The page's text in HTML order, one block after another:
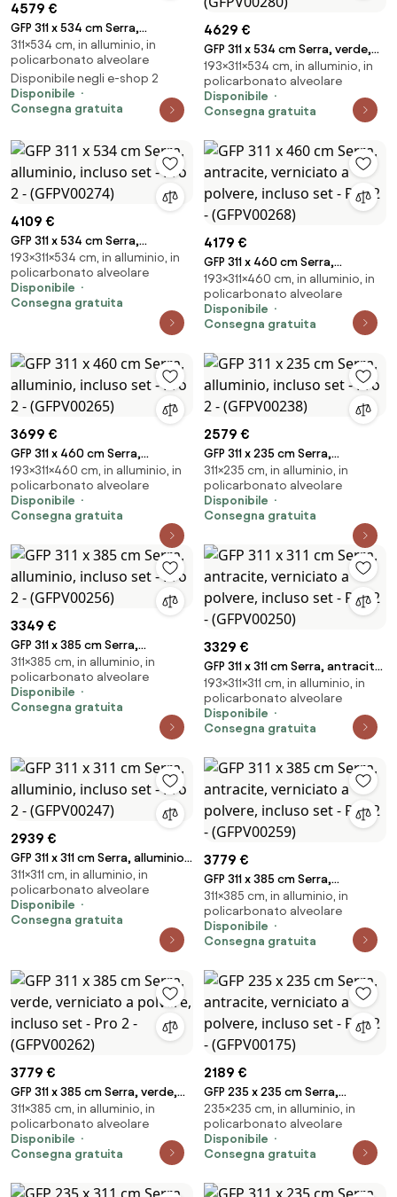
4579 €
GFP 311 x 534 cm Serra,
antracite, verniciato a polvere
- (GFPV00275)
311×534 cm, in alluminio, in
policarbonato alveolare
Disponibile negli e-shop 2
Disponibile
Consegna gratuita
4629 €
GFP 311 x 534 cm Serra, verde,
verniciato a polvere, incluso
set - Pro 2 - (GFPV00280)
193×311×534 cm, in alluminio, in
policarbonato alveolare
Disponibile
Consegna gratuita
4109 €
GFP 311 x 534 cm Serra,
alluminio, incluso set - Pro 2 -
(GFPV00274)
193×311×534 cm, in alluminio, in
policarbonato alveolare
Disponibile
Consegna gratuita
4179 €
GFP 311 x 460 cm Serra,
antracite, verniciato a polvere,
incluso set - Pro 2 -
(GFPV00268)
193×311×460 cm, in alluminio, in
policarbonato alveolare
Disponibile
Consegna gratuita
3699 €
GFP 311 x 460 cm Serra,
alluminio, incluso set - Pro 2 -
(GFPV00265)
193×311×460 cm, in alluminio, in
policarbonato alveolare
Disponibile
Consegna gratuita
2579 €
GFP 311 x 235 cm Serra,
alluminio, incluso set - Pro 2 -
(GFPV00238)
311×235 cm, in alluminio, in
policarbonato alveolare
Disponibile
Consegna gratuita
3349 €
GFP 311 x 385 cm Serra,
alluminio, incluso set - Pro 2 -
(GFPV00256)
311×385 cm, in alluminio, in
policarbonato alveolare
Disponibile
Consegna gratuita
3329 €
GFP 311 x 311 cm Serra, antracite,
verniciato a polvere, incluso
set - Pro 2 - (GFPV00250)
193×311×311 cm, in alluminio, in
policarbonato alveolare
Disponibile
Consegna gratuita
2939 €
GFP 311 x 311 cm Serra, alluminio,
incluso set - Pro 2 -
(GFPV00247)
311×311 cm, in alluminio, in
policarbonato alveolare
Disponibile
Consegna gratuita
3779 €
GFP 311 x 385 cm Serra,
antracite, verniciato a polvere,
incluso set - Pro 2 -
(GFPV00259)
311×385 cm, in alluminio, in
policarbonato alveolare
Disponibile
Consegna gratuita
3779 €
GFP 311 x 385 cm Serra, verde,
verniciato a polvere, incluso
set - Pro 2 - (GFPV00262)
311×385 cm, in alluminio, in
policarbonato alveolare
Disponibile
Consegna gratuita
2189 €
GFP 235 x 235 cm Serra,
antracite, verniciato a polvere,
incluso set - Pro 2 -
(GFPV00175)
235×235 cm, in alluminio, in
policarbonato alveolare
Disponibile
Consegna gratuita